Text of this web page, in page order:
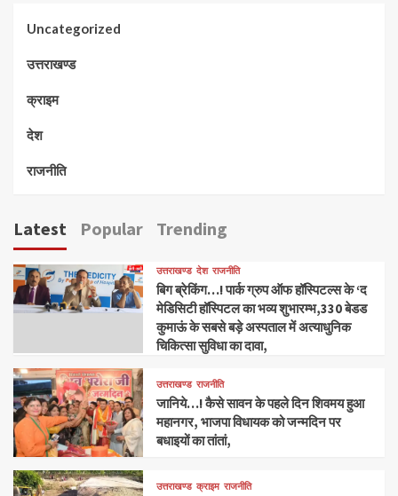
Uncategorized
उत्तराखण्ड
क्राइम
देश
राजनीति
Latest Popular Trending
उत्तराखण्ड देश राजनीति
बिग ब्रेकिंग…! पार्क ग्रुप ऑफ हॉस्पिटल्स के ‘द
मेडिसिटी हॉस्पिटल का भव्य शुभारम्भ,330 बेडड
कुमाऊं के सबसे बड़े अस्पताल में अत्याधुनिक
चिकित्सा सुविधा का दावा,
उत्तराखण्ड राजनीति
जानिये…! कैसे सावन के पहले दिन शिवमय हुआ
महानगर, भाजपा विधायक को जन्मदिन पर
बधाइयों का तांतां,
उत्तराखण्ड क्राइम राजनीति